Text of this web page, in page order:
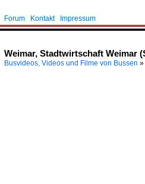
Forum Kontakt Impressum
Weimar, Stadtwirtschaft Weimar
Busvideos, Videos und Filme von Bussen »